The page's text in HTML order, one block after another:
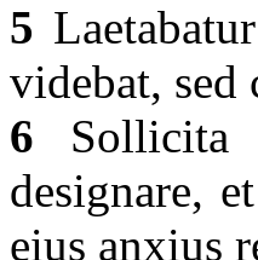
5
videbat, sed
6 Sollicita
designare,
eius anxius